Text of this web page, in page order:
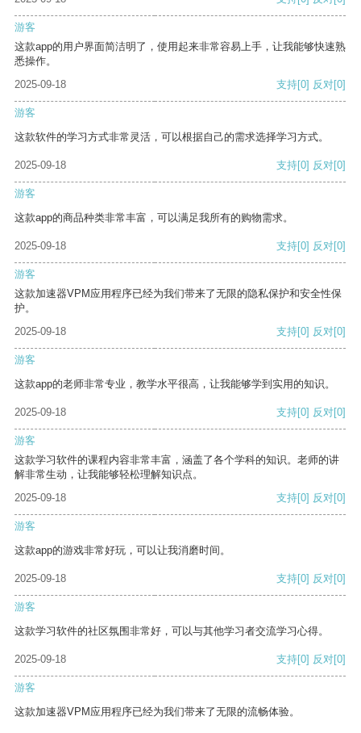
游客
这款app的用户界面简洁明了，使用起来非常容易上手，让我能够快速熟
悉操作。
2025-09-18
支持[0] 反对[0]
游客
这款软件的学习方式非常灵活，可以根据自己的需求选择学习方式。
2025-09-18 支持[0] 反对[0]
游客
这款app的商品种类非常丰富，可以满足我所有的购物需求。
2025-09-18 支持[0] 反对[0]
游客
这款加速器VPM应用程序已经为我们带来了无限的隐私保护和安全性保
护。
2025-09-18
支持[0] 反对[0]
游客
这款app的老师非常专业，教学水平很高，让我能够学到实用的知识。
2025-09-18 支持[0] 反对[0]
游客
这款学习软件的课程内容非常丰富，涵盖了各个学科的知识。老师的讲
解非常生动，让我能够轻松理解知识点。
2025-09-18
支持[0] 反对[0]
游客
这款app的游戏非常好玩，可以让我消磨时间。
2025-09-18 支持[0] 反对[0]
游客
这款学习软件的社区氛围非常好，可以与其他学习者交流学习心得。
2025-09-18 支持[0] 反对[0]
游客
这款加速器VPM应用程序已经为我们带来了无限的流畅体验。